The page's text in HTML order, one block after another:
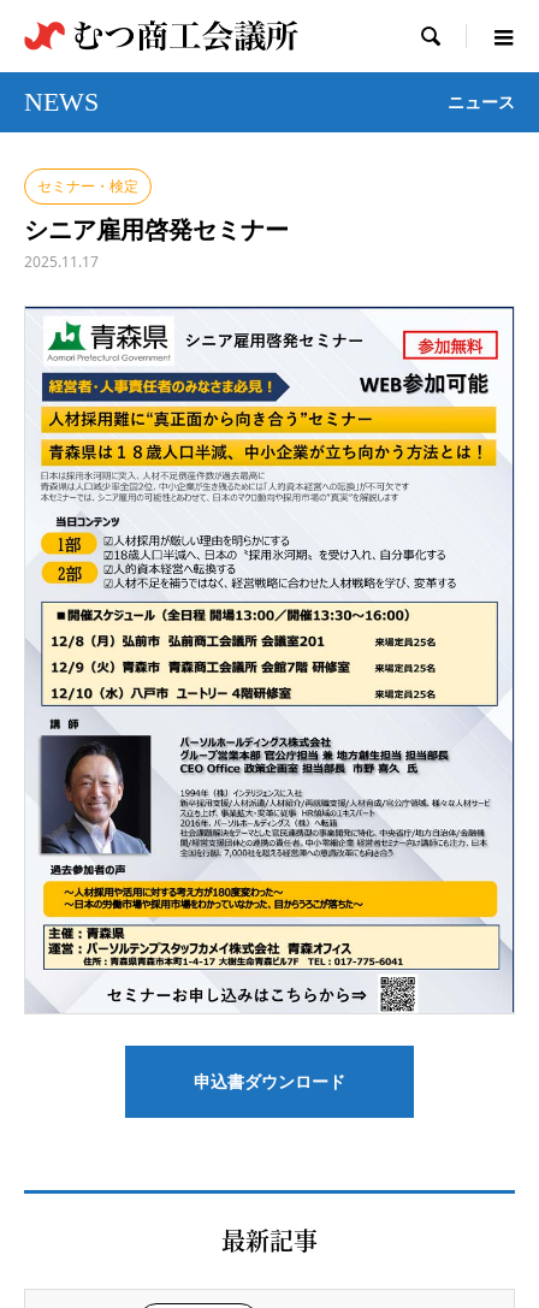

NEWS ニュース
セミナー・検定
シニア雇用啓発セミナー
2025.11.17
申込書ダウンロード
最新記事